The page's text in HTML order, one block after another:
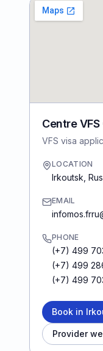
Centre
VFS visa
LOCATION
Irkoutsk
EMAIL
PHONE
(+7) 499
(+7) 499
(+7) 499
Book in
Provider